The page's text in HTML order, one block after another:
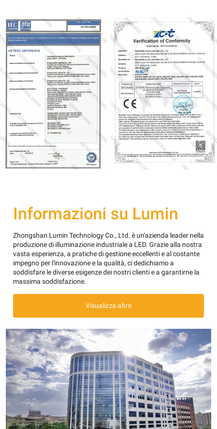
Informazioni su Lumin
Zhongshan Lumin Technology Co., Ltd. è un'azienda leader nella
produzione di illuminazione industriale a LED. Grazie alla nostra
vasta esperienza, a pratiche di gestione eccellenti e al costante
impegno per l'innovazione e la qualità, ci dedichiamo a
soddisfare le diverse esigenze dei nostri clienti e a garantirne la
massima soddisfazione.
Visualizza altro